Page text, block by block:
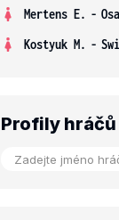
Mertens E. -
Kostyuk M. -
Profily hráčů